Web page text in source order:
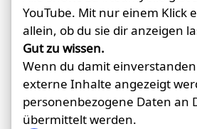
YouTube. Mit nur einem Klick
allein, ob du sie dir anzeigen
Gut zu wissen.
Wenn du damit
externe Inhalte angezeigt
personenbezogene Daten an
übermittelt werden.